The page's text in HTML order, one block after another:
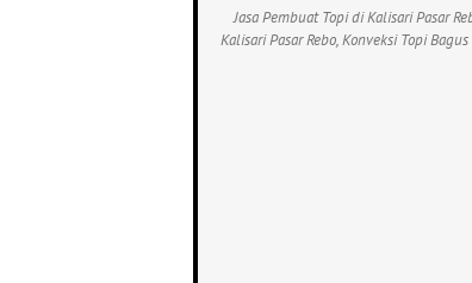
Jasa Pembuat Topi di Kalisari Pasar
Kalisari Pasar Rebo, Konveksi Topi